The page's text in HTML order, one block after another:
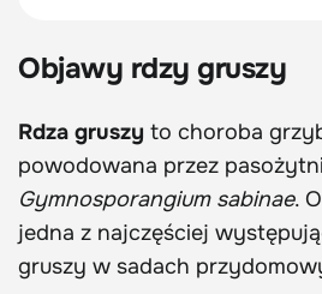
Objawy rdzy gruszy
Rdza gruszy to choroba
powodowana przez
Gymnosporangium sabinae.
jedna z najczęściej
gruszy w sadach